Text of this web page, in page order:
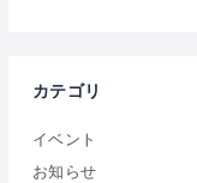
カテゴリ
イベント
お知らせ